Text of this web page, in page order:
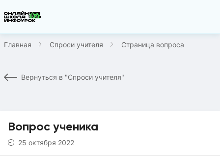
Главная Спроси учителя Страница вопроса
Вернуться в "Спроси учителя"
Вопрос ученика
25 октября 2022